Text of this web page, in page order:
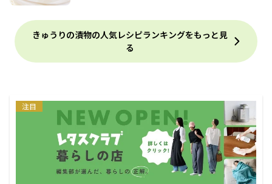
きゅうりの漬物の人気レシピランキングをもっと見
る
注目